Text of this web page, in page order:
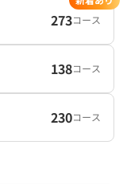
273コース
138コース
230コース